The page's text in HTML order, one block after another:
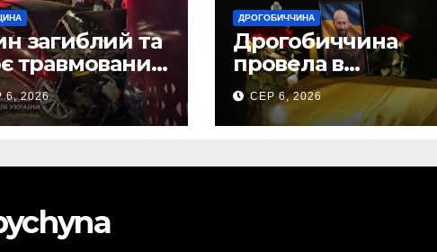
загиблий та
травмованих
ДТП на
6, 2026
ДРОГОБИЧЧИНА
Дрогобиччина
провела в
останню земну
дорогу свого
Захисника – Олега
СЕР 6, 2026